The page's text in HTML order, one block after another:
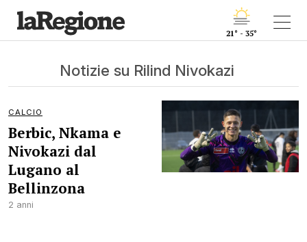
21° - 35°
Notizie su Rilind Nivokazi
CALCIO
Berbic, Nkama e
Nivokazi dal
Lugano al
Bellinzona
2 anni